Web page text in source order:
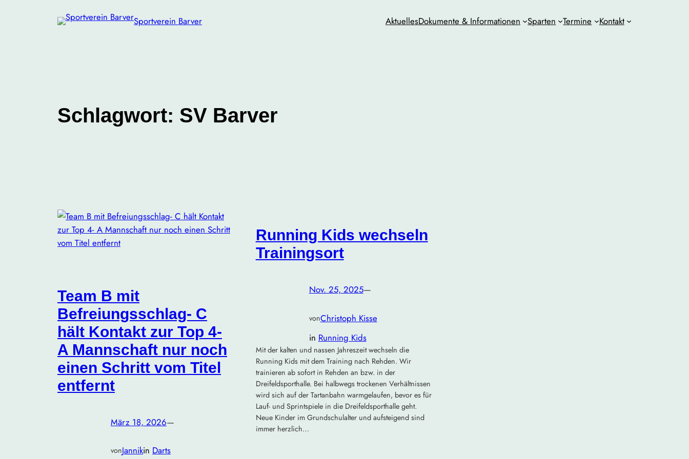
Sportverein Barver AktuellesDokumente & Informationen Sparten Termine Kontakt
Schlagwort: SV Barver
Team B mit
Befreiungsschlag- C
hält Kontakt zur Top 4-
A Mannschaft nur noch
einen Schritt vom Titel
entfernt
März 18, 2026—
vonJannikin Darts
Running Kids wechseln
Trainingsort
Nov. 25, 2025—
vonChristoph Kisse
in Running Kids
Mit der kalten und nassen Jahreszeit wechseln die
Running Kids mit dem Training nach Rehden. Wir
trainieren ab sofort in Rehden an bzw. in der
Dreifeldsporthalle. Bei halbwegs trockenen Verhältnissen
wird sich auf der Tartanbahn warmgelaufen, bevor es für
Lauf- und Sprintspiele in die Dreifeldsporthalle geht.
Neue Kinder im Grundschulalter und aufsteigend sind
immer herzlich…